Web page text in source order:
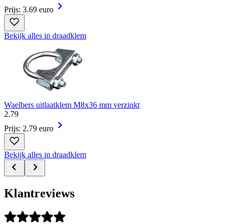
Prijs: 3.69 euro
Bekijk alles in draadklem
Waelbers uitlaatklem M8x36 mm verzinkt
2.79
Prijs: 2.79 euro
Bekijk alles in draadklem
Klantreviews